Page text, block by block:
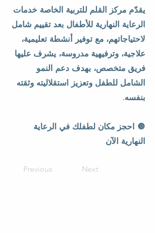
يقدّم مركز القلم للتربية الخاصة خدمات
الرعاية النهارية للأطفال بعد تقييم شامل
لاحتياجاتهم، مع توفير أنشطة تعليمية،
علاجية، وترفيهية مدروسة، يشرف عليها
فريق متخصص، بهدف دعم النمو
الشامل للطفل وتعزيز استقلاليته وثقته
بنفسه.
🔘 احجز مكان لطفلك في الرعاية
النهارية الآن
Previous Next